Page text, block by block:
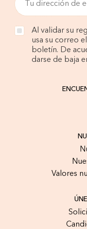
Al validar su
usa su correo
boletín. De
darse de baja
Valores